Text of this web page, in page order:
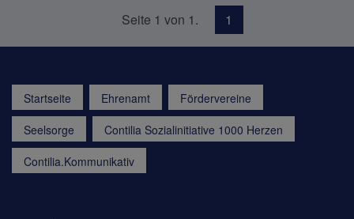
Seite 1 von 1. 1
Startseite Ehrenamt
Fördervereine
Seelsorge
Contilia Sozialinitiative 1000 Herzen
Contilia.Kommunikativ